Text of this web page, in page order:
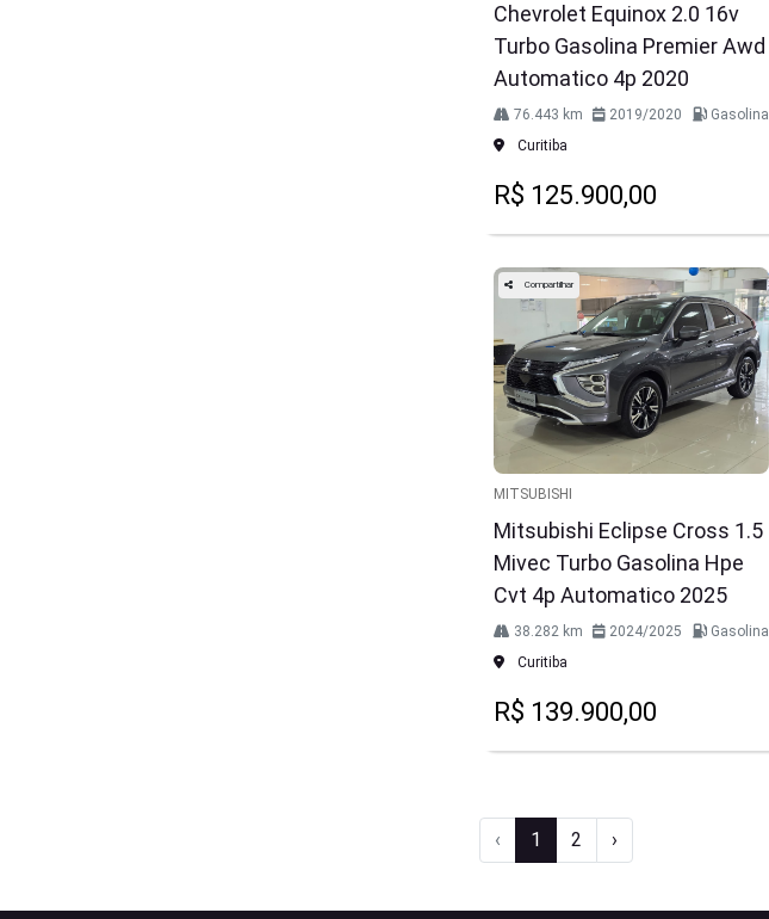
Chevrolet Equinox 2.0 16v
Turbo Gasolina Premier Awd
Automatico 4p 2020
76.443 km 2019/2020
Gasolina
Curitiba
R$ 125.900,00
Compartilhar
MITSUBISHI
Mitsubishi Eclipse Cross 1.5
Mivec Turbo Gasolina Hpe
Cvt 4p Automatico 2025
38.282 km 2024/2025
Gasolina
Curitiba
R$ 139.900,00
‹ 1 2 ›